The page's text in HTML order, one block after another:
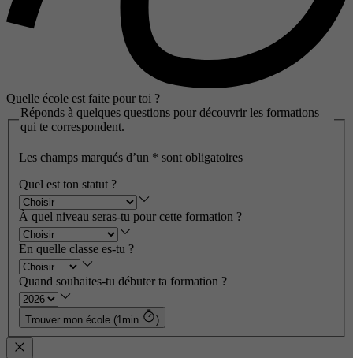
Quelle école est faite pour toi ?
Réponds à quelques questions pour découvrir les formations
qui te correspondent.
Les champs marqués d’un * sont obligatoires
Quel est ton statut ?
À quel niveau seras-tu pour cette formation ?
En quelle classe es-tu ?
Quand souhaites-tu débuter ta formation ?
Trouver mon école (1min )